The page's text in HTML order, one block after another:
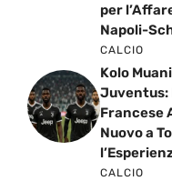
per
Napoli-
CALCIO
Kolo
Juventus:
Francese
Nuovo a
CALCIO